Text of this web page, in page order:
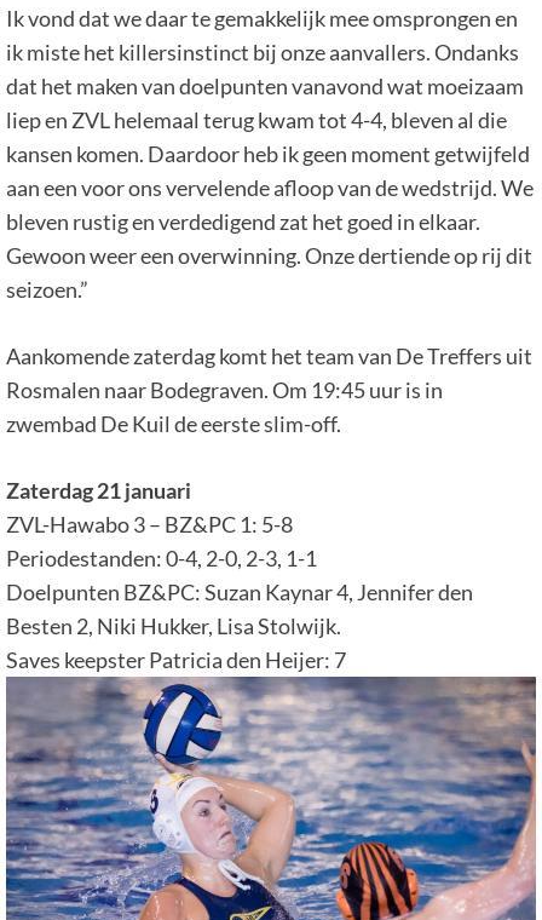
Ik vond dat we daar te gemakkelijk mee omsprongen en
ik miste het killersinstinct bij onze aanvallers. Ondanks
dat het maken van doelpunten vanavond wat moeizaam
liep en ZVL helemaal terug kwam tot 4-4, bleven al die
kansen komen. Daardoor heb ik geen moment getwijfeld
aan een voor ons vervelende afloop van de wedstrijd. We
bleven rustig en verdedigend zat het goed in elkaar.
Gewoon weer een overwinning. Onze dertiende op rij dit
seizoen.”
Aankomende zaterdag komt het team van De Treffers uit
Rosmalen naar Bodegraven. Om 19:45 uur is in
zwembad De Kuil de eerste slim-off.
Zaterdag 21 januari
ZVL-Hawabo 3 – BZ&PC 1: 5-8
Periodestanden: 0-4, 2-0, 2-3, 1-1
Doelpunten BZ&PC: Suzan Kaynar 4, Jennifer den
Besten 2, Niki Hukker, Lisa Stolwijk.
Saves keepster Patricia den Heijer: 7